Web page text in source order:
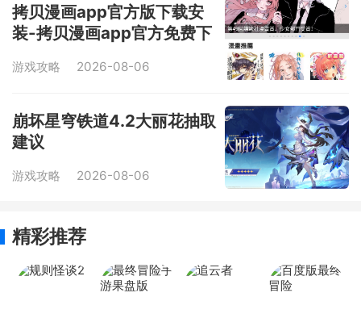
拷贝漫画app官方版下载安
装-拷贝漫画app官方免费下
游戏攻略 2026-08-06
崩坏星穹铁道4.2大丽花抽取
建议
游戏攻略 2026-08-06
精彩推荐